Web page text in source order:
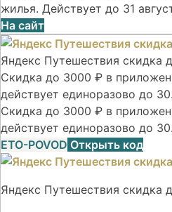
жилья. Действует до 31
На сайт
Яндекс Путешествия скидка
Скидка до 3000 ₽ в
действует единоразово до
Скидка до 3000 ₽ в
действует единоразово до
ETO-POVOD Открыть код
Яндекс Путешествия скидка